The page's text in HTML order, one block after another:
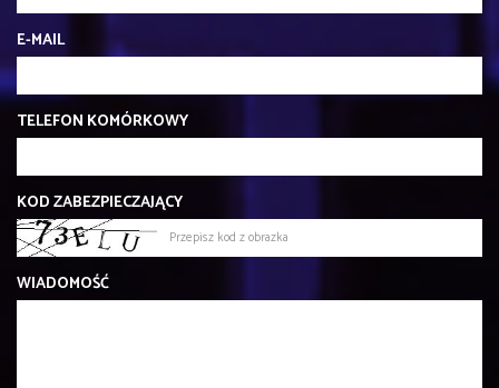
E-MAIL
TELEFON KOMÓRKOWY
KOD ZABEZPIECZAJĄCY
WIADOMOŚĆ